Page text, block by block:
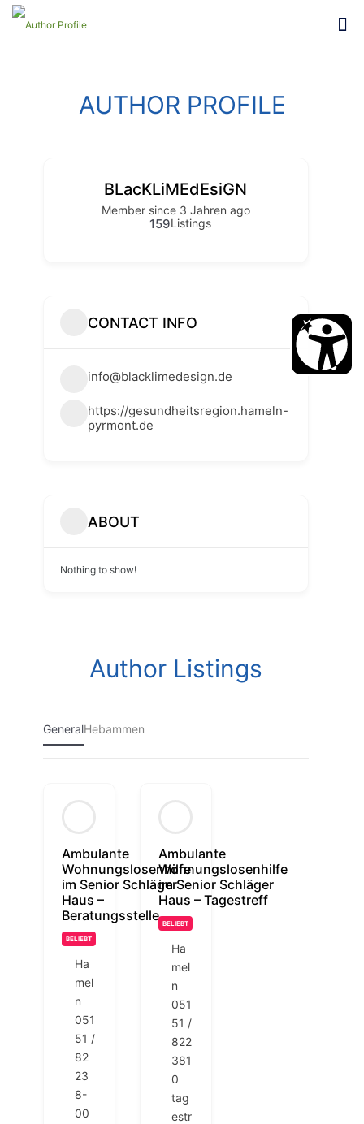
AUTHOR PROFILE
BLacKLiMEdEsiGN
Member since 3 Jahren ago
159Listings
CONTACT INFO
info@blacklimedesign.de
https://gesundheitsregion.hameln-
pyrmont.de
ABOUT
Nothing to show!
Author Listings
GeneralHebammen
Ambulante
Wohnungslosenhilfe
im Senior Schläger
Haus –
Beratungsstelle
BELIEBT
Ha
mel
n
051
51 /
82
23
8-
00
Ambulante
Wohnungslosenhilfe
im Senior Schläger
Haus – Tagestreff
BELIEBT
Ha
mel
n
051
51 /
822
381
0
tag
estr